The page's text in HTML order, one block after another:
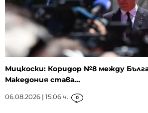
Мицкоски: Коридор №8 между
Македония става...
06.08.2026 | 15:06 ч. 0